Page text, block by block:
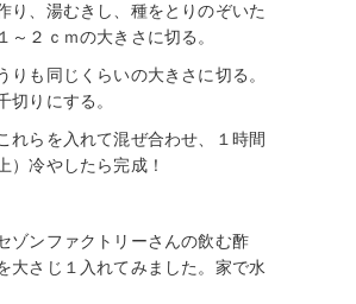
り、 湯むきし、種をとりのぞいた
～２ｃｍの大きさに切る。
りも同じくらいの大きさに切る。
切りにする。
れらを 入れて混ぜ合わせ、１時間
）冷やしたら完成！
ゾンファクトリーさんの飲む酢
大さじ１ 入れてみ ま した 。 家で水